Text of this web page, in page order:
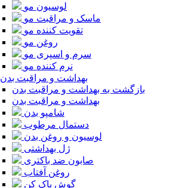
لوسیون مو
ماسک و مراقبت مو
تقویت کننده مو
روغن مو
سرم و اسپری مو
نرم کننده مو
بهداشت و مراقبت بدن
بازگشت به بهداشت و مراقبت بدن
بهداشت و مراقبت بدن
شامپو بدن
دستمال مرطوب
لوسیون و روغن بدن
ژل بهداشتی
صابون ضد باکتری
روغن آفتاب
گوش پاک کن